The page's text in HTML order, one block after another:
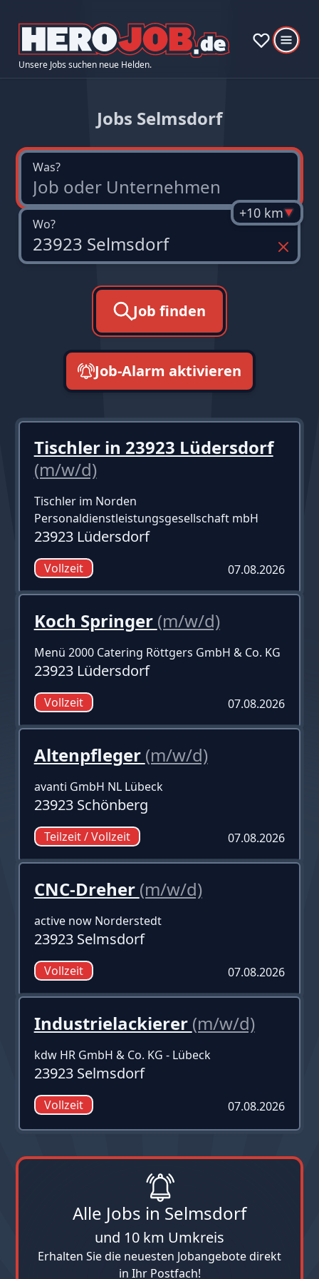
Unsere Jobs suchen neue Helden.
Jobs Selmsdorf
Was?
Wo?
+10 km
Job finden
Job-Alarm aktivieren
Tischler in 23923 Lüdersdorf
(m/w/d)
Tischler im Norden
Personaldienstleistungsgesellschaft mbH
23923 Lüdersdorf
Vollzeit 07.08.2026
Koch Springer (m/w/d)
Menü 2000 Catering Röttgers GmbH & Co. KG
23923 Lüdersdorf
Vollzeit 07.08.2026
Altenpfleger (m/w/d)
avanti GmbH NL Lübeck
23923 Schönberg
Teilzeit / Vollzeit 07.08.2026
CNC-Dreher (m/w/d)
active now Norderstedt
23923 Selmsdorf
Vollzeit 07.08.2026
Industrielackierer (m/w/d)
kdw HR GmbH & Co. KG - Lübeck
23923 Selmsdorf
Vollzeit 07.08.2026
Alle Jobs in Selmsdorf
und 10 km Umkreis
Erhalten Sie die neuesten Jobangebote direkt
in Ihr Postfach!